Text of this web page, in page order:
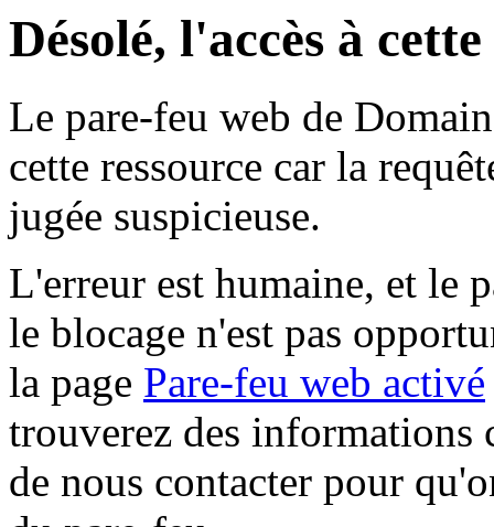
Désolé, l'accès à
Le pare-feu web de
cette ressource car la
jugée suspicieuse.
L'erreur est humaine, et le
le blocage n'est pas
la page Pare-feu web activé
trouverez des informations
de nous contacter pour